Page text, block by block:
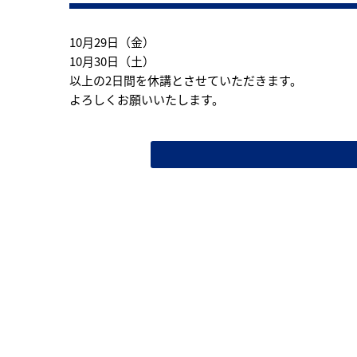
10月29日（金）
10月30日（土）
以上の2日間を休講とさせていただきます。
よろしくお願いいたします。